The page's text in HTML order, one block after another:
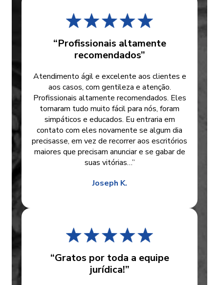
“Profissionais altamente
recomendados”
Atendimento ágil e excelente aos clientes e
aos casos, com gentileza e atenção.
Profissionais altamente recomendados. Eles
tornaram tudo muito fácil para nós, foram
simpáticos e educados. Eu entraria em
contato com eles novamente se algum dia
precisasse, em vez de recorrer aos escritórios
maiores que precisam anunciar e se gabar de
suas vitórias…”
Joseph K.
“Gratos por toda a equipe
jurídica!”